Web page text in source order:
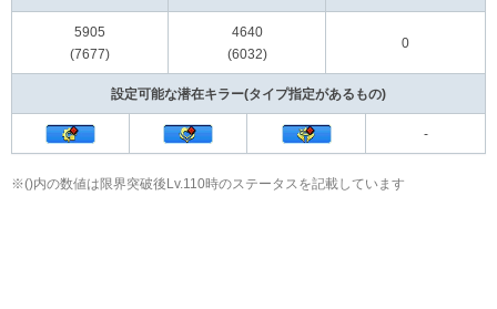
5905
(7677)
4640
(6032)
0
設定可能な潜在キラー(タイプ指定があるもの)
-
※()内の数値は限界突破後Lv.110時のステータスを記載しています